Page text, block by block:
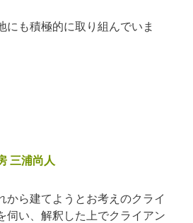
にも積極的に取り組んでいま
三浦尚人
から建てようとお考えのクライ
伺い、解釈した上でクライアン